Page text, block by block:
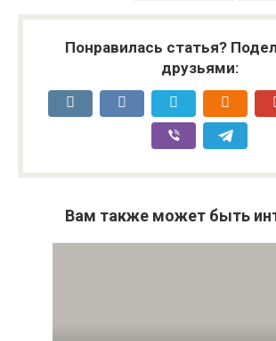
Понравилась статья?
друзьями:
Вам также может быть